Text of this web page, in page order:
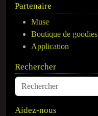
Partenaire
Muse
Boutique de goodies
Application
Rechercher
Aidez-nous